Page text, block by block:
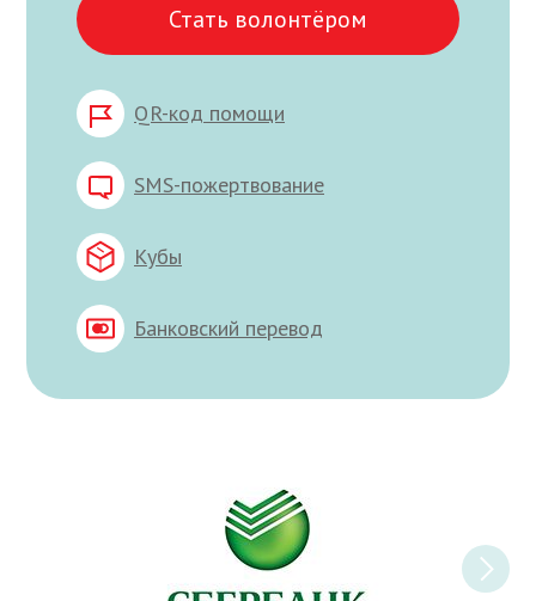
Стать волонтёром
QR-код помощи
SMS-пожертвование
Кубы
Банковский перевод